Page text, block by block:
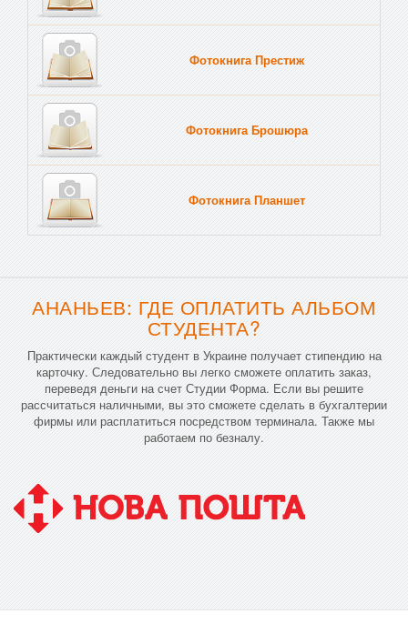
Фотокнига Престиж
Фотокнига Брошюра
Фотокнига Планшет
АНАНЬЕВ: ГДЕ ОПЛАТИТЬ АЛЬБОМ
СТУДЕНТА?
Практически каждый студент в Украине получает стипендию на
карточку. Следовательно вы легко сможете оплатить заказ,
переведя деньги на счет Студии Форма. Если вы решите
рассчитаться наличными, вы это сможете сделать в бухгалтерии
фирмы или расплатиться посредством терминала. Также мы
работаем по безналу.